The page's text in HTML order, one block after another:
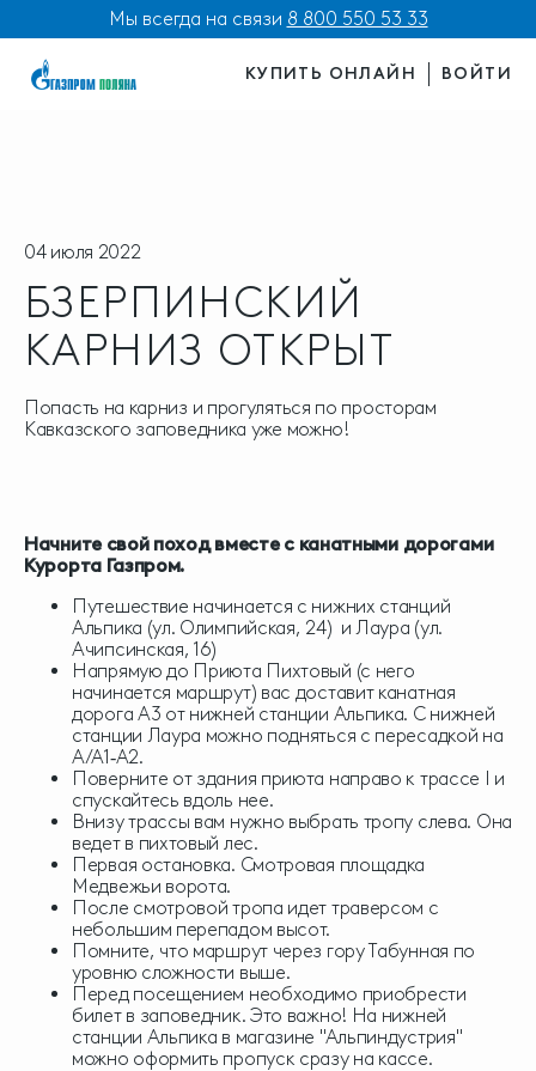
Мы всегда на связи 8 800 550 53 33
КУПИТЬ ОНЛАЙН ВОЙТИ
04 июля 2022
БЗЕРПИНСКИЙ
КАРНИЗ ОТКРЫТ
Попасть на карниз и прогуляться по просторам
Кавказского заповедника уже можно!
Начните свой поход вместе с канатными дорогами
Курорта Газпром.
Путешествие начинается с нижних станций
Альпика (ул. Олимпийская, 24) и Лаура (ул.
Ачипсинская, 16)
Напрямую до Приюта Пихтовый (с него
начинается маршрут) вас доставит канатная
дорога А3 от нижней станции Альпика. С нижней
станции Лаура можно подняться с пересадкой на
А/А1‑А2.
Поверните от здания приюта направо к трассе I и
спускайтесь вдоль нее.
Внизу трассы вам нужно выбрать тропу слева. Она
ведет в пихтовый лес.
Первая остановка. Смотровая площадка
Медвежьи ворота.
После смотровой тропа идет траверсом с
небольшим перепадом высот.
Помните, что маршрут через гору Табунная по
уровню сложности выше.
Перед посещением необходимо приобрести
билет в заповедник. Это важно! На нижней
станции Альпика в магазине "Альпиндустрия"
можно оформить пропуск сразу на кассе.